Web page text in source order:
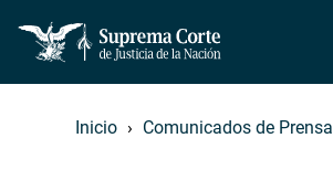
Inicio Comunicados de Prensa